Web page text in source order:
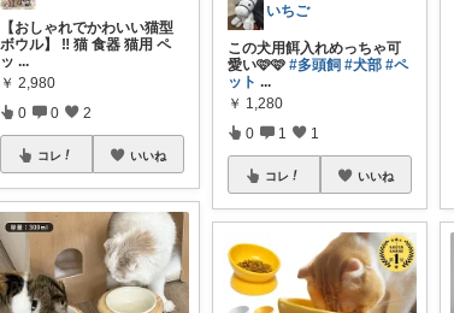
【おしゃれでかわいい猫型
ボウル】 ‼️ 猫 食器 猫用 ペ
ッ ...
￥ 2,980
0 0 2
コレ いいね
いちご
この犬用餌入れめっちゃ可
愛い🩷🩷#多頭飼 #犬部 #ペ
ット ...
￥ 1,280
0 1 1
コレ いいね